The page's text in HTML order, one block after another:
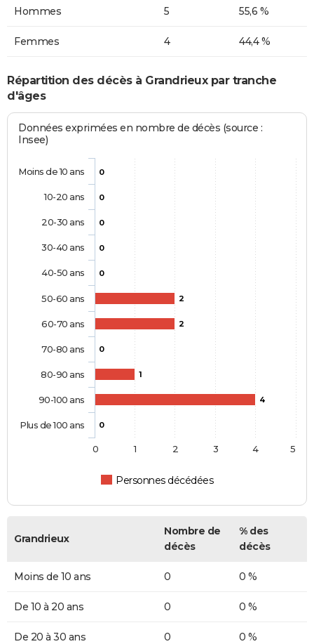
Hommes 5 55,6 %
Femmes 4 44,4 %
Répartition des décès à Grandrieux par tranche
d'âges
Données exprimées en nombre de décès (source :
Insee)
0
0
0
0
0
2
2
0
1
4
0
Personnes décédées
Moins de 10 ans
10-20 ans
20-30 ans
30-40 ans
40-50 ans
50-60 ans
60-70 ans
70-80 ans
80-90 ans
90-100 ans
Plus de 100 ans
0 1 2 3 4 5
Grandrieux
Nombre de
décès
% des
décès
Moins de 10 ans 0 0 %
De 10 à 20 ans 0 0 %
De 20 à 30 ans 0 0 %